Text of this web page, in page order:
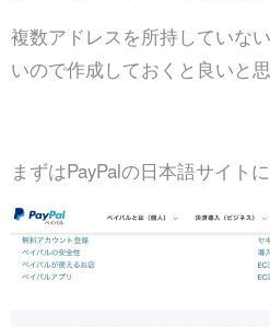
複数アドレスを所持していな
いので作成しておくと良いと思
まずはPayPalの日本語サイト